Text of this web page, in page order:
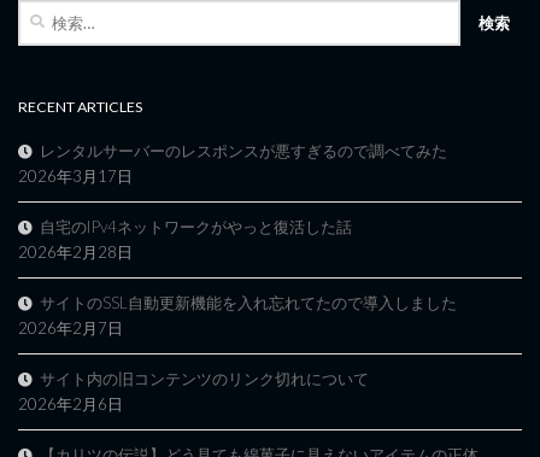
検
RECENT ARTICLES
レンタルサーバーのレスポンスが悪すぎるので調べてみた
2026年3月17日
自宅のIPv4ネットワークがやっと復活した話
2026年2月28日
サイトのSSL自動更新機能を入れ忘れてたので導入しました
2026年2月7日
サイト内の旧コンテンツのリンク切れについて
2026年2月6日